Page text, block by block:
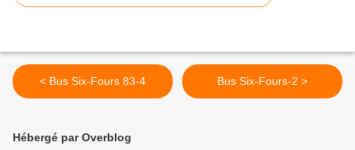
< Bus Six-Fours 83-4 Bus Six-Fours-2 >
Hébergé par Overblog